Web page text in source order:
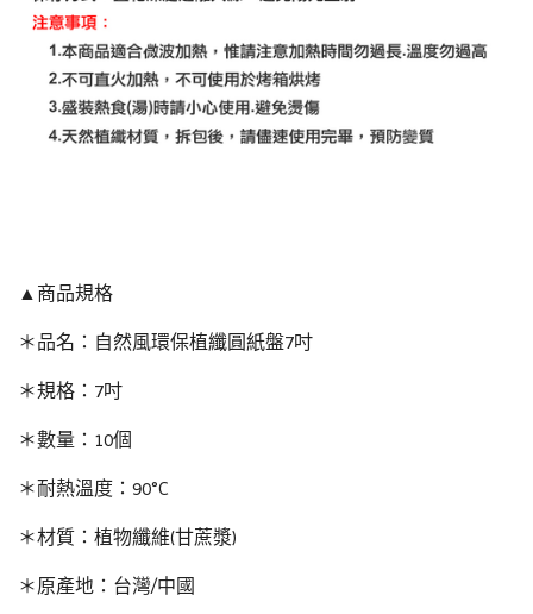
▲商品規格
＊品名：自然風環保植纖圓紙盤7吋
＊規格：7吋
＊數量：10個
＊耐熱溫度：90°C
＊材質：植物纖維(甘蔗漿)
＊原產地：台灣/中國